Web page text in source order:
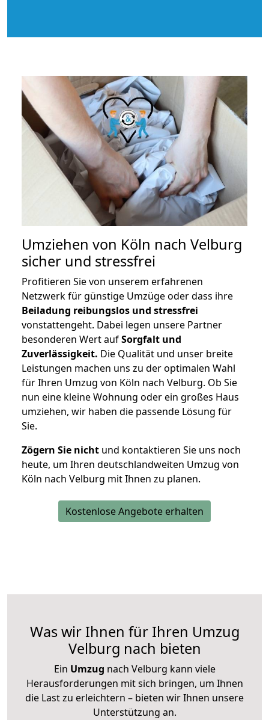
Umziehen von Köln nach Velburg
sicher und stressfrei
Profitieren Sie von unserem erfahrenen
Netzwerk für günstige Umzüge oder dass ihre
Beiladung reibungslos und stressfrei
vonstattengeht. Dabei legen unsere Partner
besonderen Wert aufSorgfalt und
Zuverlässigkeit. Die Qualität und unser breite
Leistungen machen uns zu der optimalen Wahl
für Ihren Umzug von Köln nach Velburg. Ob Sie
nun eine kleine Wohnung oder ein großes Haus
umziehen, wir haben die passende Lösung für
Sie.
Zögern Sie nicht und kontaktieren Sie uns noch
heute, um Ihren deutschlandweiten Umzug von
Köln nach Velburg mit Ihnen zu planen.
Kostenlose Angebote erhalten
Was wir Ihnen für Ihren Umzug
Velburg nach bieten
Ein Umzug nach Velburg kann viele
Herausforderungen mit sich bringen, um Ihnen
die Last zu erleichtern – bieten wir Ihnen unsere
Unterstützung an.